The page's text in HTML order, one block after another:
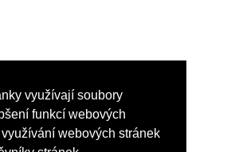
využívají soubory
funkcí webových
webových stránek